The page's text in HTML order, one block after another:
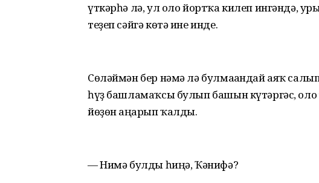
үткәрһә лә, ул оло йортҡа килеп ингәндә,
теҙеп сәйгә көтә ине инде.
Сөләймән бер нәмә лә булмағандай аяҡ
һүҙ башламаҡсы булып башын күтәргәс,
йөҙөн аңғарып ҡалды.
— Нимә булды һиңә, Ҡәнифә?